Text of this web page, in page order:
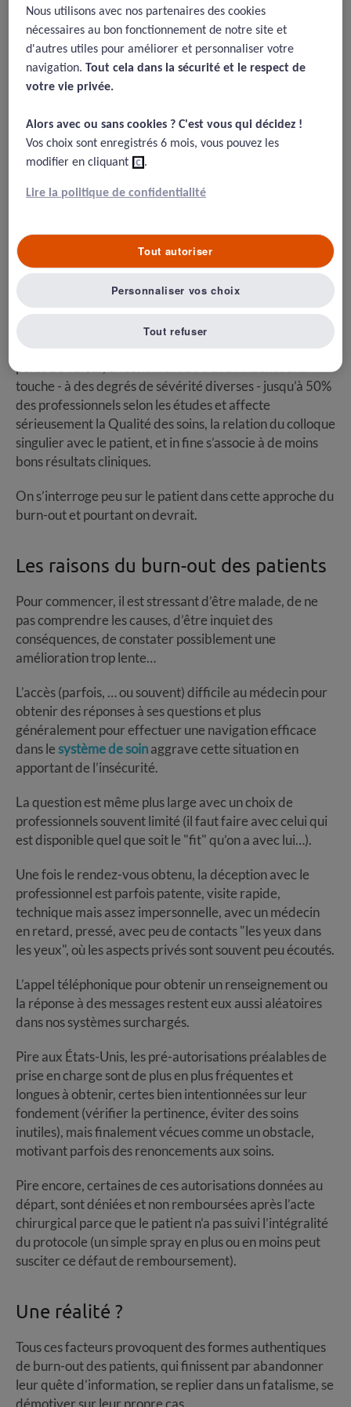
Les raisons du burn-out des patients
Une réalité ?
Quelles solutions pour l'éviter ?
Auteur : le Pr René AMALBERTI, Docteur en psychologie des processus
cognitifs, ancien conseiller HAS /MAJ : 07.05.2025
Un nouveau concept ?
Wu, une des plus grandes signatures sur les questions
d’erreur, de
médecin seconde victime
(Wu 2025).
Le burn-out est défini comme un syndrome en lien avec
le produit d’un stress ressenti au travail produisant un
débordement émotionnel, une dépersonnalisation et
perte de valeur, un sentiment de travail inachevé. Il
touche - à des degrés de sévérité diverses - jusqu’à 50%
des professionnels selon les études et affecte
sérieusement la Qualité des soins, la relation du colloque
singulier avec le patient, et in fine s’associe à de moins
bons résultats cliniques.
On s’interroge peu sur le patient dans cette approche du
burn-out et pourtant on devrait.
Les raisons du burn-out des patients
Pour commencer, il est stressant d’être malade, de ne
pas comprendre les causes, d’être inquiet des
conséquences, de constater possiblement une
amélioration trop lente…
L’accès (parfois, … ou souvent) difficile au médecin pour
obtenir des réponses à ses questions et plus
généralement pour effectuer une navigation efficace
dans lesystème de soinaggrave cette situation en
apportant de l’insécurité.
La question est même plus large avec un choix de
professionnels souvent limité (il faut faire avec celui qui
est disponible quel que soit le "fit" qu’on a avec lui…).
Une fois le rendez-vous obtenu, la déception avec le
professionnel est parfois patente, visite rapide,
technique mais assez impersonnelle, avec un médecin
en retard, pressé, avec peu de contacts "les yeux dans
les yeux", où les aspects privés sont souvent peu écoutés.
L’appel téléphonique pour obtenir un renseignement ou
la réponse à des messages restent eux aussi aléatoires
dans nos systèmes surchargés.
Pire aux États-Unis, les pré-autorisations préalables de
prise en charge sont de plus en plus fréquentes et
longues à obtenir, certes bien intentionnées sur leur
fondement (vérifier la pertinence, éviter des soins
inutiles), mais finalement vécues comme un obstacle,
motivant parfois des renoncements aux soins.
Pire encore, certaines de ces autorisations données au
départ, sont déniées et non remboursées après l’acte
chirurgical parce que le patient n’a pas suivi l’intégralité
du protocole (un simple spray en plus ou en moins peut
susciter ce défaut de remboursement).
Une réalité ?
Tous ces facteurs provoquent des formes authentiques
de burn-out des patients, qui finissent par abandonner
leur quête d’information, se replier dans un fatalisme, se
démotiver sur leur propre cas.
Nous utilisons avec nos partenaires des cookies
nécessaires au bon fonctionnement de notre site et
d'autres utiles pour améliorer et personnaliser votre
navigation.Tout cela dans la sécurité et le respect de
votre vie privée.​
Alors avec ou sans cookies ? C'est vous qui décidez !​
Vos choix sont enregistrés 6 mois, vous pouvez les
modifier en cliquant ici.
Lire la politique de confidentialité
Tout refuser
Tout autoriser
Personnaliser vos choix